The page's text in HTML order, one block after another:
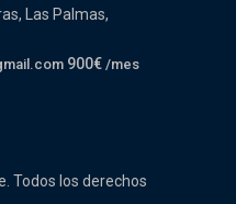
Las Palmas,
900€ /mes
Todos los derechos